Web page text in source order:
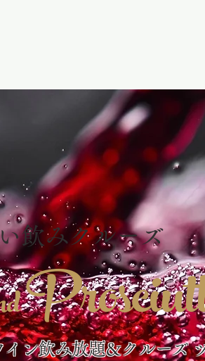
飲みクルーズ
ン飲み放題​＆クルーズ